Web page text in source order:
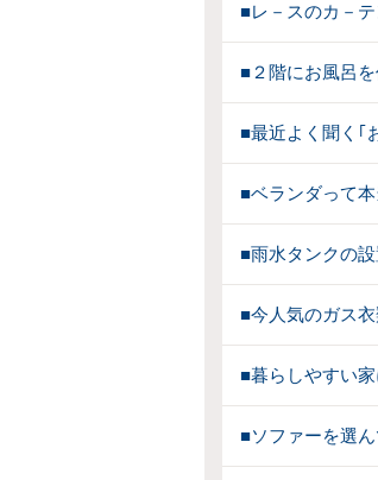
■レ－スのカ－
■２階にお風呂
■最近よく聞く｢
■ベランダって
■雨水タンクの
■今人気のガス
■暮らしやすい
■ソファーを選